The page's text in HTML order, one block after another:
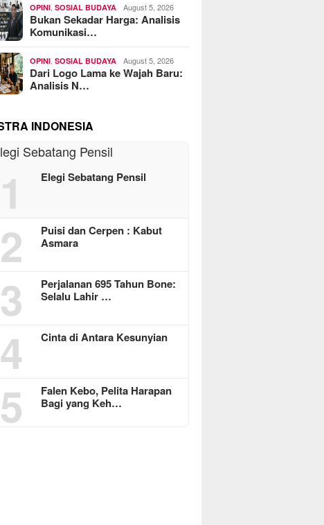
OPINI ,SOSIAL BUDAYA August 5, 2026
Bukan Sekadar Harga: Analisis
Komunikasi…
OPINI ,SOSIAL BUDAYA August 5, 2026
Dari Logo Lama ke Wajah Baru:
Analisis N…
INDONESIA
1 Elegi Sebatang Pensil
2
Puisi dan Cerpen : Kabut
Asmara
3
Perjalanan 695 Tahun Bone:
Selalu Lahir …
4 Cinta di Antara Kesunyian
5
Falen Kebo, Pelita Harapan
Bagi yang Keh…